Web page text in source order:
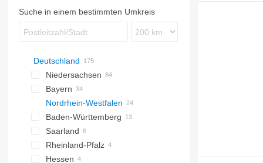
Suche in einem bestimmten Umkreis
Deutschland
Niedersachsen
Hannover
Göttingen
Bovenden
Sittensen
Emsbüren
Meppen
Bayern
München
Nürnberg
Bayreuth
Moosburg an der Isar
Ingolstadt
Nordrhein-Westfalen
Düsseldorf
Selm
Lemgo
Köln
Baden-Württemberg
Stuttgart
Karlsruhe
Jestetten
Saarland
Saarbrücken
Rheinland-Pfalz
Koblenz
Hessen